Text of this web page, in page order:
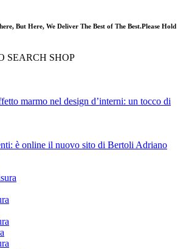
But Here, We Deliver The Best of The Best.Please Hold
SEARCH SHOP
marmo nel design d’interni: un tocco di
è online il nuovo sito di Bertoli Adriano